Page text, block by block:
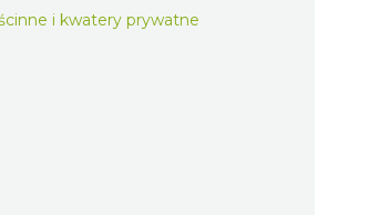
i kwatery prywatne